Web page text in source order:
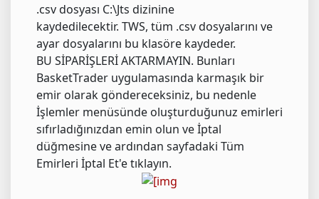
.csv dosyası C:\Jts dizinine
kaydedilecektir. TWS, tüm .csv dosyalarını ve
ayar dosyalarını bu klasöre kaydeder.
BU SİPARİŞLERİ AKTARMAYIN. Bunları
BasketTrader uygulamasında karmaşık bir
emir olarak göndereceksiniz, bu nedenle
İşlemler menüsünde oluşturduğunuz emirleri
sıfırladığınızdan emin olun ve İptal
düğmesine ve ardından sayfadaki Tüm
Emirleri İptal Et'e tıklayın.